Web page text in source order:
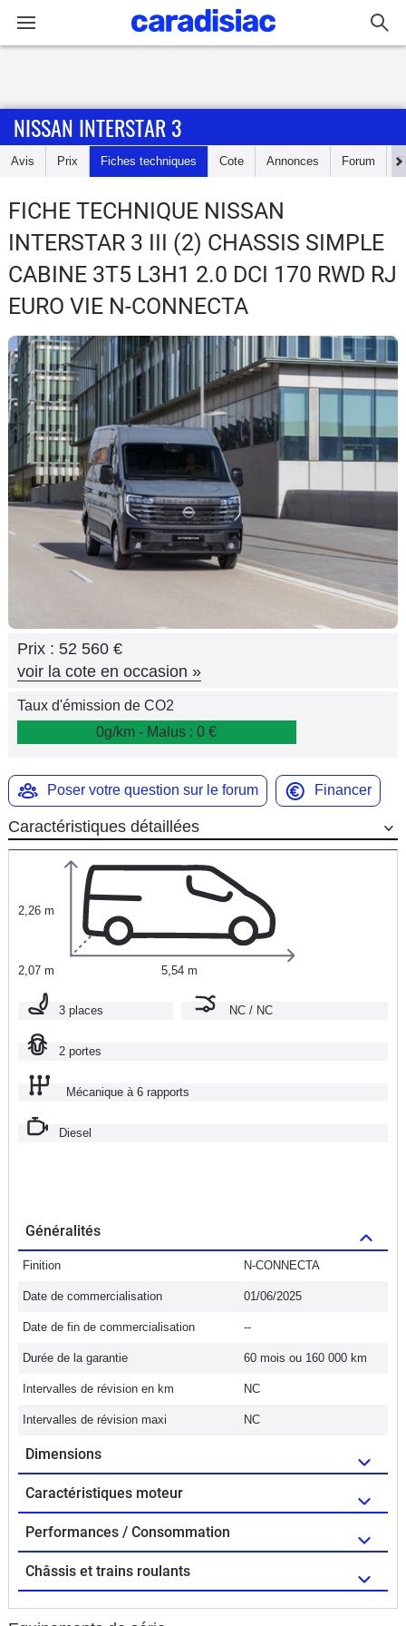
Accueil
Essais
Guide
d'achat
Electriques
Utilitaires
Flottes
Auto
Services
Forum
NISSAN INTERSTAR 3
Avis Prix Fiches techniques Cote Annonces Forum
FICHE TECHNIQUE NISSAN
INTERSTAR 3 III (2) CHASSIS SIMPLE
CABINE 3T5 L3H1 2.0 DCI 170 RWD RJ
EURO VIE N-CONNECTA
Prix : 52 560 €
voir la cote en occasion »
Taux d'émission de CO2
0g/km - Malus : 0 €
Poser votre question sur le forum Financer
Caractéristiques détaillées
2,26 m
2,07 m 5,54 m
3 places NC / NC
2 portes
Mécanique à 6 rapports
Diesel
Généralités
Finition N-CONNECTA
Date de commercialisation 01/06/2025
Date de fin de commercialisation --
Durée de la garantie 60 mois ou 160 000 km
Intervalles de révision en km NC
Intervalles de révision maxi NC
Dimensions
Caractéristiques moteur
Performances / Consommation
Châssis et trains roulants